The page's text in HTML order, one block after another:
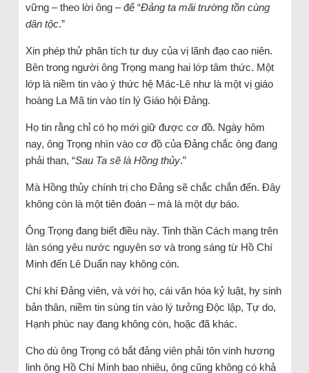
vững – theo lời ông – để “Đảng ta mãi trường tồn cùng
dân tộc.”
Xin phép thử phân tích tư duy của vị lãnh đạo cao niên.
Bên trong người ông Trọng mang hai lớp tâm thức. Một
lớp là niềm tin vào ý thức hệ Mác-Lê như là một vị giáo
hoàng La Mã tin vào tín lý Giáo hội Đảng.
Họ tin rằng chỉ có họ mới giữ được cơ đồ. Ngày hôm
nay, ông Trọng nhìn vào cơ đồ của Đảng chắc ông đang
phải than, “Sau Ta sẽ là Hồng thủy.”
Mà Hồng thủy chính trị cho Đảng sẽ chắc chắn đến. Đây
không còn là một tiên đoán – mà là một dự báo.
Ông Trọng đang biết điều này. Tinh thần Cách mạng trên
làn sóng yêu nước nguyên sơ và trong sáng từ Hồ Chí
Minh đến Lê Duẩn nay không còn.
Chí khí Đảng viên, và với họ, cái văn hóa kỷ luật, hy sinh
bản thân, niềm tin sùng tín vào lý tưởng Độc lập, Tự do,
Hạnh phúc nay đang không còn, hoặc đã khác.
Cho dù ông Trọng có bắt đảng viên phải tôn vinh hương
linh ông Hồ Chí Minh bao nhiêu, ông cũng không có khả